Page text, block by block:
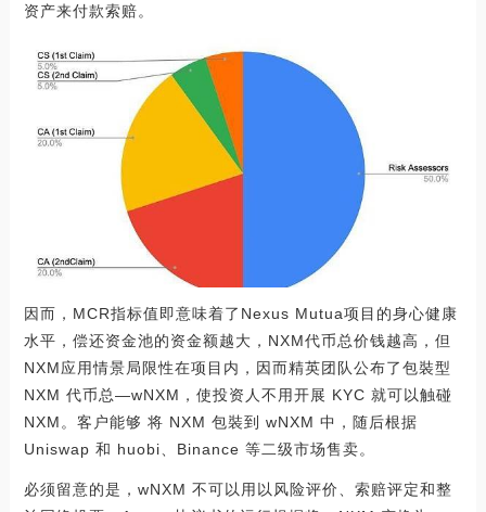
资产来付款索赔。
因而，MCR指标值即意味着了Nexus Mutua项目的身心健康
水平，偿还资金池的资金额越大，NXM代币总价钱越高，但
NXM应用情景局限性在项目内，因而精英团队公布了包裝型
NXM 代币总—wNXM，使投资人不用开展 KYC 就可以触碰
NXM。客户能够 将 NXM 包裝到 wNXM 中，随后根据
Uniswap 和 huobi、Binance 等二级市场售卖。
必须留意的是，wNXM 不可以用以风险评价、索赔评定和整